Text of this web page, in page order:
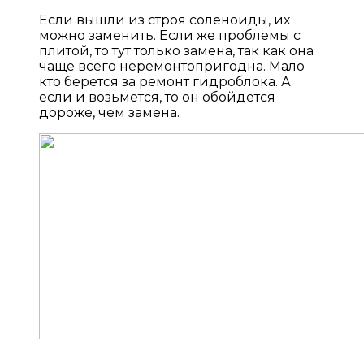
Если вышли из строя соленоиды, их
можно заменить. Если же проблемы с
плитой, то тут только замена, так как она
чаще всего неремонтопригодна. Мало
кто берется за ремонт гидроблока. А
если и возьмется, то он обойдется
дороже, чем замена.